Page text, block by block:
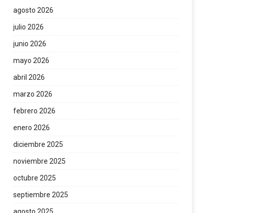
agosto 2026
julio 2026
junio 2026
mayo 2026
abril 2026
marzo 2026
febrero 2026
enero 2026
diciembre 2025
noviembre 2025
octubre 2025
septiembre 2025
agosto 2025